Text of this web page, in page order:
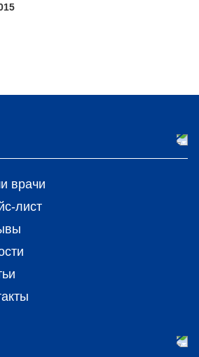
врачи
лист